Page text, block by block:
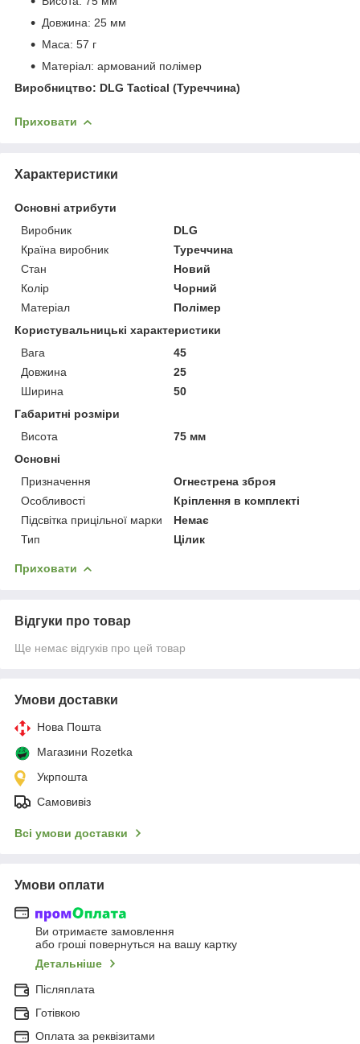
Довжина: 25 мм
Маса: 57 г
Матеріал: армований полімер
Виробництво: DLG Tactical (Туреччина)
Приховати
Характеристики
Основні атрибути
Виробник
DLG
Країна виробник
Туреччина
Стан
Новий
Колір
Чорний
Матеріал
Полімер
Користувальницькі характеристики
Вага
45
Довжина
25
Ширина
50
Габаритні розміри
Висота
75 мм
Основні
Призначення
Огнестрена зброя
Особливості
Кріплення в комплекті
Підсвітка прицільної марки
Немає
Тип
Цілик
Приховати
Відгуки про товар
Ще немає відгуків про цей товар
Умови доставки
Нова Пошта
Магазини Rozetka
Укрпошта
Самовивіз
Всі умови доставки
Умови оплати
Ви отримаєте замовлення
або гроші повернуться на вашу картку
Детальніше
Післяплата
Готівкою
Оплата за реквізитами